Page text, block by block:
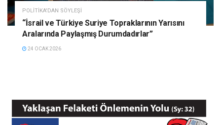
POLITIKA'DAN SÖYLEŞI
“İsrail ve Türkiye Suriye Topraklarının Yarısını
Aralarında Paylaşmış Durumdadırlar”
24 OCAK 2026